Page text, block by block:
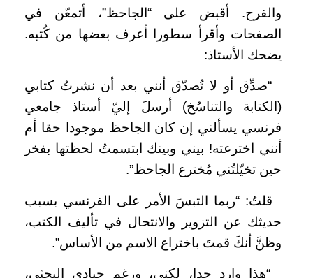
والفرح. أقبض على “الجاحظ”، أتمعّن في
الصفحات وأقرأ سطورا أعرف بعضها من كُتبه.
يضحك الأستاذ:
“صدِّق أو لا تُصدّق أنني بعد أن نشرتُ كتابي
(الكتابة والتناسُخ) أرسلَ إليّ أستاذ جامعي
فرنسي يسألني إن كان الجاحظ موجودا حقا أم
أنني اخترعته! بيني وبينك ابتسمتُ لحظتها بفخر
حين تخيّلتُني مُخترع الجاحظ”.
قلتُ: “ربما التبسَ الأمر على الفرنسي بسبب
حديثك عن التزوير والانتحال في تأليف الكتب،
وظنَّ أنكَ قمتَ باختراع الاسم من الأساس”.
“هذا وارد جدا، لكني، ورغم حيادي البحثي،